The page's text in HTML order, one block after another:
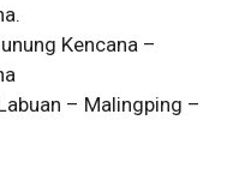
Kencana –
– Malingping –